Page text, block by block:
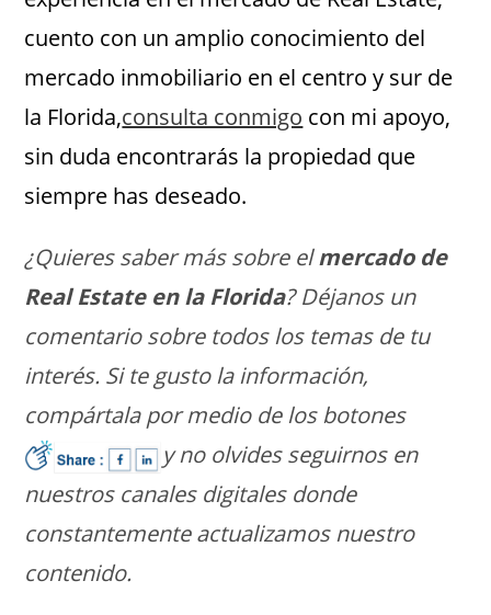
cuento con un amplio conocimiento del
mercado inmobiliario en el centro y sur de
la Florida,consulta conmigo con mi apoyo,
sin duda encontrarás la propiedad que
siempre has deseado.
¿Quieres saber más sobre elmercado de
Real Estate en la Florida? Déjanos un
comentario sobre todos los temas de tu
interés. Si te gusto la información,
compártala por medio de los botones
y no olvides seguirnos en
nuestros canales digitales donde
constantemente actualizamos nuestro
contenido.